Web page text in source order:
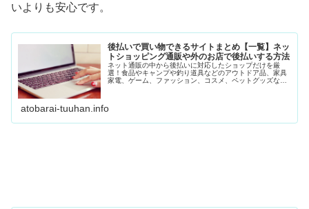
いよりも安心です。
後払いで買い物できるサイトまとめ【一覧】ネッ
トショッピング通販や外のお店で後払いする方法
ネット通販の中から後払いに対応したショップだけを厳
選！食品やキャンプや釣り道具などのアウトドア品、家具
家電、ゲーム、ファッション、コスメ、ペットグッズなど
atobarai-tuuhan.info